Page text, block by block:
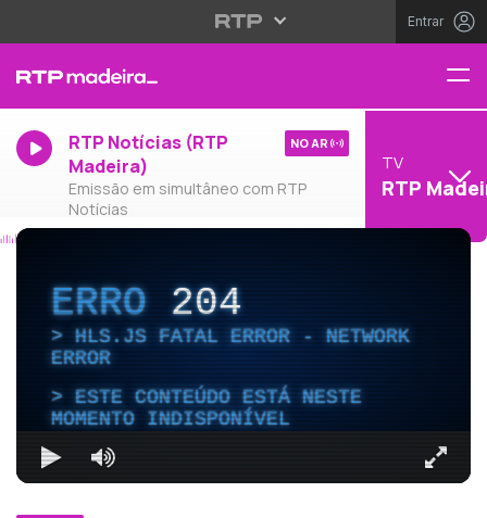
Entrar
RTP Notícias (RTP
Madeira)
Emissão em simultâneo com RTP
Notícias
NO AR
TV
RTP
ERRO204
HLS.JS FATAL ERROR - NETWORK
ERROR
ESTE CONTEÚDO ESTÁ NESTE
MOMENTO INDISPONÍVEL